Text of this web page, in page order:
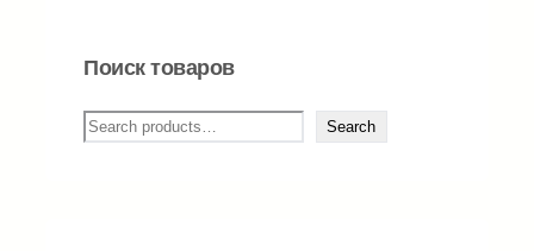
Поиск товаров
П
о
Search